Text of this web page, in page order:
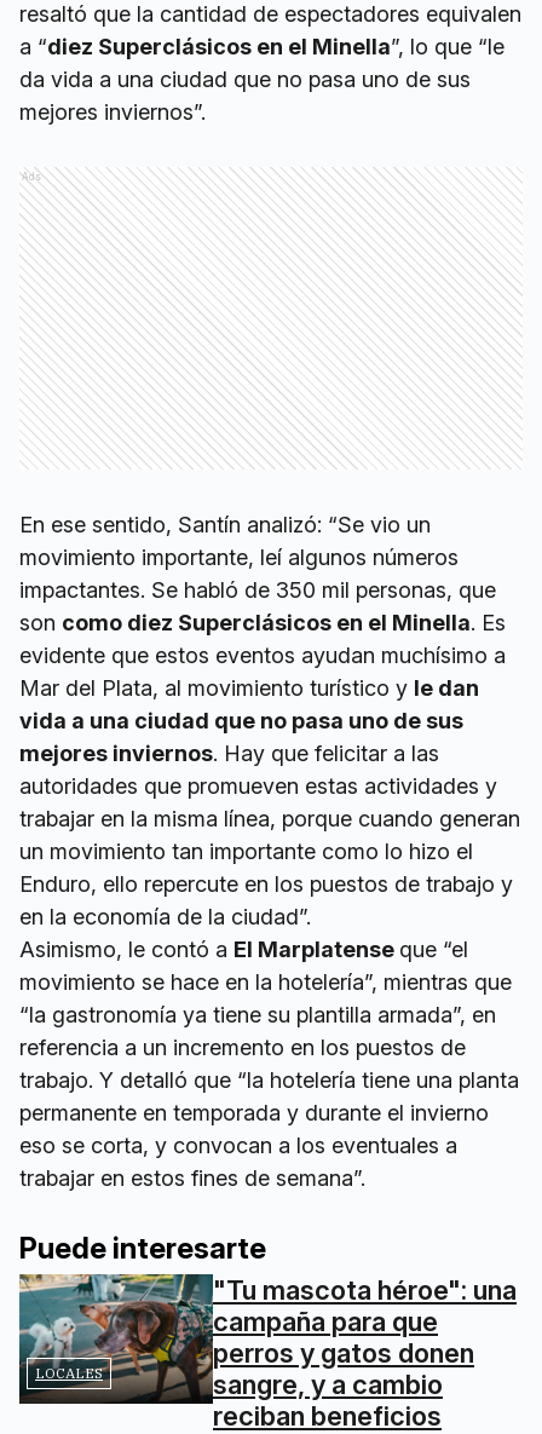
resaltó que la cantidad de espectadores equivalen
a “diez Superclásicos en el Minella”, lo que “le
da vida a una ciudad que no pasa uno de sus
mejores inviernos”.
Ads
En ese sentido, Santín analizó: “Se vio un
movimiento importante, leí algunos números
impactantes. Se habló de 350 mil personas, que
son como diez Superclásicos en el Minella. Es
evidente que estos eventos ayudan muchísimo a
Mar del Plata, al movimiento turístico y le dan
vida a una ciudad que no pasa uno de sus
mejores inviernos. Hay que felicitar a las
autoridades que promueven estas actividades y
trabajar en la misma línea, porque cuando generan
un movimiento tan importante como lo hizo el
Enduro, ello repercute en los puestos de trabajo y
en la economía de la ciudad”.
Asimismo, le contó a El Marplatense que “el
movimiento se hace en la hotelería”, mientras que
“la gastronomía ya tiene su plantilla armada”, en
referencia a un incremento en los puestos de
trabajo. Y detalló que “la hotelería tiene una planta
permanente en temporada y durante el invierno
eso se corta, y convocan a los eventuales a
trabajar en estos fines de semana”.
Puede interesarte
LOCALES
"Tu mascota héroe": una
campaña para que
perros y gatos donen
sangre, y a cambio
reciban beneficios